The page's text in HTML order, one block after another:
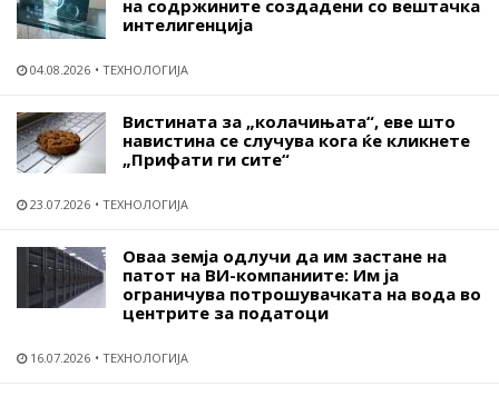
на содржините создадени со вештачка
интелигенција
04.08.2026 ТЕХНОЛОГИЈА
Вистината за „колачињата“, еве што
навистина се случува кога ќе кликнете
„Прифати ги сите“
23.07.2026 ТЕХНОЛОГИЈА
Оваа земја одлучи да им застане на
патот на ВИ-компаниите: Им ја
ограничува потрошувачката на вода во
центрите за податоци
16.07.2026 ТЕХНОЛОГИЈА